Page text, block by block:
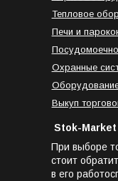
Тепловое
Печи и
Охранные
Выкуп
Stok-Market
При выборе
стоит
в его